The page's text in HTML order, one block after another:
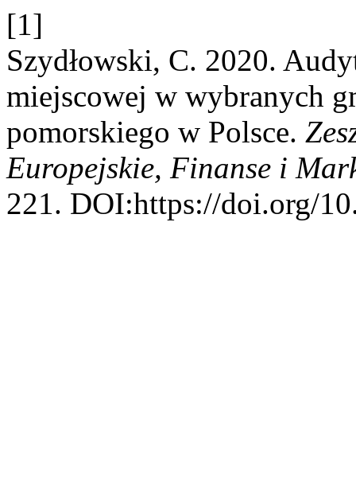
[1]
Szydłowski, C. 2020.
miejscowej w wybranych
pomorskiego w Polsce.
Europejskie, Finanse i
221. DOI:https://doi.org/